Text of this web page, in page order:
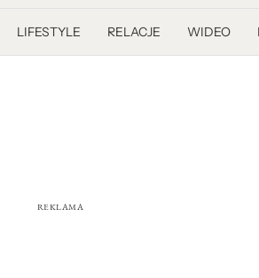
LIFESTYLE RELACJE WIDEO